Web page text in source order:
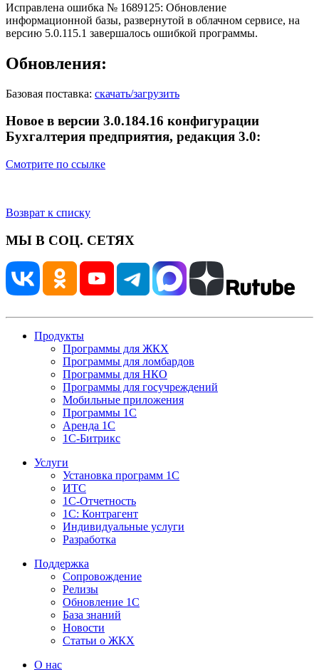
Исправлена ошибка № 1689125: Обновление
информационной базы, развернутой в облачном сервисе, на
версию 5.0.115.1 завершалось ошибкой программы.
Обновления:
Базовая поставка: скачать/загрузить
Новое в версии 3.0.184.16 конфигурации
Бухгалтерия предприятия, редакция 3.0:
Смотрите по ссылке
Возврат к списку
МЫ В СОЦ. СЕТЯХ
Продукты
Программы для ЖКХ
Программы для ломбардов
Программы для НКО
Программы для госучреждений
Мобильные приложения
Программы 1С
Аренда 1С
1С-Битрикс
Услуги
Установка программ 1С
ИТС
1С-Отчетность
1С: Контрагент
Индивидуальные услуги
Разработка
Поддержка
Сопровождение
Релизы
Обновление 1С
База знаний
Новости
Статьи о ЖКХ
О нас